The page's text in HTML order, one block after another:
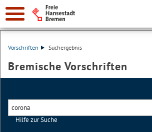
Vorschriften Suchergebnis
Bremische Vorschriften
Hilfe zur Suche